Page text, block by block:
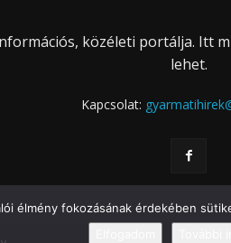
közéleti portálja. Itt
lehet.
Kapcsolat:
élmény fokozásának érdekében